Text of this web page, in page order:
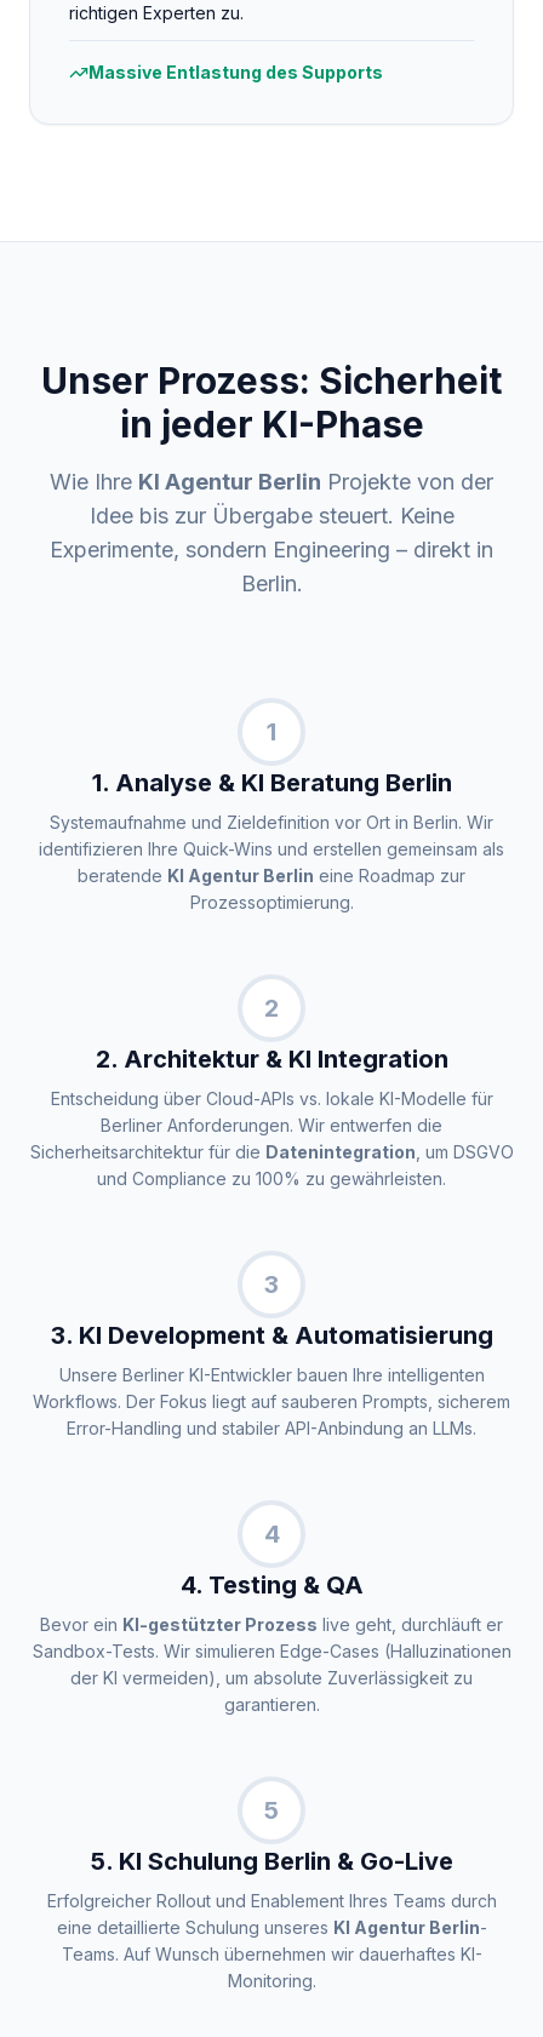
richtigen Experten zu.
Massive Entlastung des Supports
Unser Prozess: Sicherheit
in jeder KI-Phase
Wie Ihre KI Agentur Berlin Projekte von der
Idee bis zur Übergabe steuert. Keine
Experimente, sondern Engineering – direkt in
Berlin.
1. Analyse & KI Beratung Berlin
Systemaufnahme und Zieldefinition vor Ort in Berlin. Wir
identifizieren Ihre Quick-Wins und erstellen gemeinsam als
beratende KI Agentur Berlin eine Roadmap zur
Prozessoptimierung.
1
2
2. Architektur & KI Integration
Entscheidung über Cloud-APIs vs. lokale KI-Modelle für
Berliner Anforderungen. Wir entwerfen die
Sicherheitsarchitektur für die Datenintegration , um DSGVO
und Compliance zu 100% zu gewährleisten.
3. KI Development & Automatisierung
Unsere Berliner KI-Entwickler bauen Ihre intelligenten
Workflows. Der Fokus liegt auf sauberen Prompts, sicherem
Error-Handling und stabiler API-Anbindung an LLMs.
3
4
4. Testing & QA
Bevor ein KI-gestützter Prozess live geht, durchläuft er
Sandbox-Tests. Wir simulieren Edge-Cases (Halluzinationen
der KI vermeiden), um absolute Zuverlässigkeit zu
garantieren.
5. KI Schulung Berlin & Go-Live
Erfolgreicher Rollout und Enablement Ihres Teams durch
eine detaillierte Schulung unseres KI Agentur Berlin-
Teams. Auf Wunsch übernehmen wir dauerhaftes KI-
Monitoring.
5